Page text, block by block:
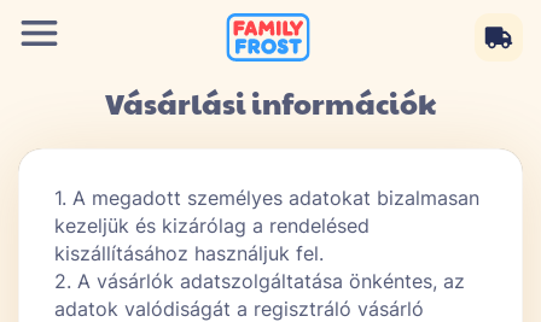
Vásárlási információk
1. A megadott személyes adatokat bizalmasan
kezeljük és kizárólag a rendelésed
kiszállításához használjuk fel.
2. A vásárlók adatszolgáltatása önkéntes, az
adatok valódiságát a regisztráló vásárló